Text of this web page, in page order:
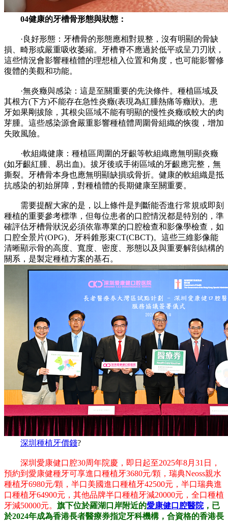
04健康的牙槽骨形態與狀態：
·良好形態：牙槽骨的形態應相對規整，沒有明顯的骨缺
損、畸形或嚴重吸收萎縮。牙槽脊不應過於低平或呈刀刃狀，
這些情況會影響種植體的理想植入位置和角度，也可能影響修
復體的美觀和功能。
·無炎癥與感染：這是至關重要的先決條件。種植區域及
其根方(下方)不能存在急性炎癥(表現為紅腫熱痛等癥狀)。患
牙如果剛拔除，其根尖區域不能有明顯的慢性炎癥或較大的肉
芽腫。這些感染源會嚴重影響種植體周圍骨組織的恢復，增加
失敗風險。
·軟組織健康：種植區周圍的牙齦等軟組織應無明顯炎癥
(如牙齦紅腫、易出血)。拔牙後或手術區域的牙齦應完整，無
撕裂。牙槽骨本身也應無明顯缺損或骨折。健康的軟組織是抵
抗感染的初始屏障，對種植體的長期健康至關重要。
需要提醒大家的是，以上條件是判斷能否進行常規或即刻
種植的重要參考標準，但每位患者的口腔情況都是特別的，準
確評估牙槽骨狀況必須依靠專業的口腔檢查和影像學檢查，如
口腔全景片(OPG)、牙科錐形束CT(CBCT)。這些三維影像能
清晰顯示骨的高度、寬度、密度、形態以及與重要解剖結構的
關系，是製定種植方案的基石。
深圳種植牙價錢?
深圳愛康健口腔30周年院慶，即日起至2025年8月31日，
預約到愛康健種牙可享進口種植牙3680元/顆，瑞典Neoss親水
種植牙6980元/顆，半口美國進口種植牙42500元，半口瑞典進
口種植牙64900元，其他品牌半口種植牙減20000元，全口種植
牙減50000元。 旗下位於羅湖口岸附近的愛康健口腔醫院，已
於2024年成為香港長者醫療券指定牙科機構，合資格的香港長